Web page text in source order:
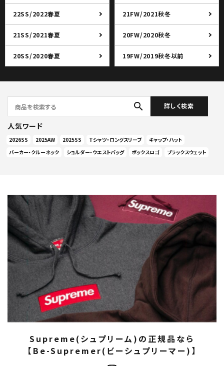
22SS/2022春夏 21FW/2021秋冬
21SS/2021春夏 20FW/2020秋冬
20SS/2020春夏 19FW/2019秋冬以前
search 詳しく検索
人気ワード
2026SS 2025AW 2025SS Tシャツ・ロングスリーブ
キャップ・ハット
パーカー・クルーネック
ショルダー・ウエストバッグ ボックスロゴ ブラックスウェット
Supreme(シュプリーム)の正規品なら
【Be-Supremer(ビーシュプリーマー)】